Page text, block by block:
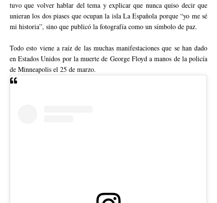
tuvo que volver hablar del tema y explicar que nunca quiso decir que
unieran los dos piases que ocupan la isla La Española porque “yo me sé
mi historia”, sino que publicó la fotografía como un símbolo de paz.
Todo esto viene a raíz de las muchas manifestaciones que se han dado
en Estados Unidos por la muerte de George Floyd a manos de la policía
de Minneapolis el 25 de marzo.